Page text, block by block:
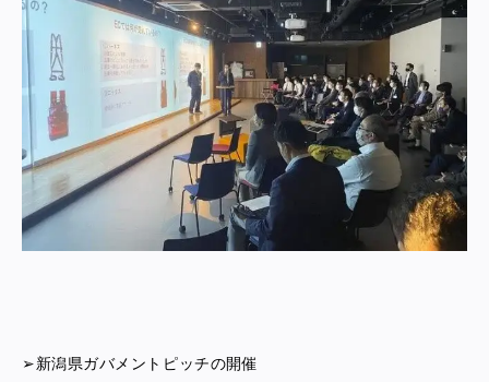
➢新潟県ガバメントピッチの開催